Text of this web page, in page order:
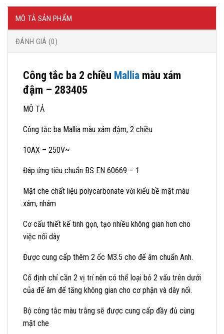
MÔ TẢ SẢN PHẨM
ĐÁNH GIÁ (0)
Công tắc ba 2 chiều Mallia màu xám
đậm – 283405
MÔ TẢ
Công tắc ba Mallia màu xám đậm, 2 chiều
10AX – 250V~
Đáp ứng tiêu chuẩn BS EN 60669 – 1
Mặt che chất liệu polycarbonate với kiểu bề mặt màu
xám, nhám
Cơ cấu thiết kế tinh gọn, tạo nhiều không gian hơn cho
việc nối dây
Được cung cấp thêm 2 ốc M3.5 cho đế âm chuẩn Anh.
Cố định chỉ cần 2 vị trí nên có thể loại bỏ 2 vấu trên dưới
của đế âm để tăng không gian cho cơ phận và dây nối.
Bộ công tắc màu trắng sẽ được cung cấp đầy đủ cùng
mặt che